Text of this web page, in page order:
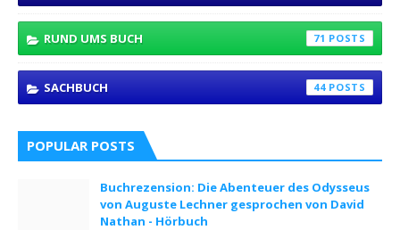
RUND UMS BUCH 71
SACHBUCH 44
POPULAR POSTS
Buchrezension: Die Abenteuer des Odysseus
von Auguste Lechner gesprochen von David
Nathan - Hörbuch